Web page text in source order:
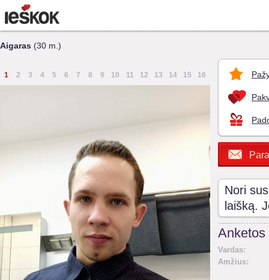
Aigaras (30 m.)
1 2 3 4 5 6 7 8 9 10 11 12 13 14 15 16
Nori
laišką.
Anketos
Vardas:
Amžius: